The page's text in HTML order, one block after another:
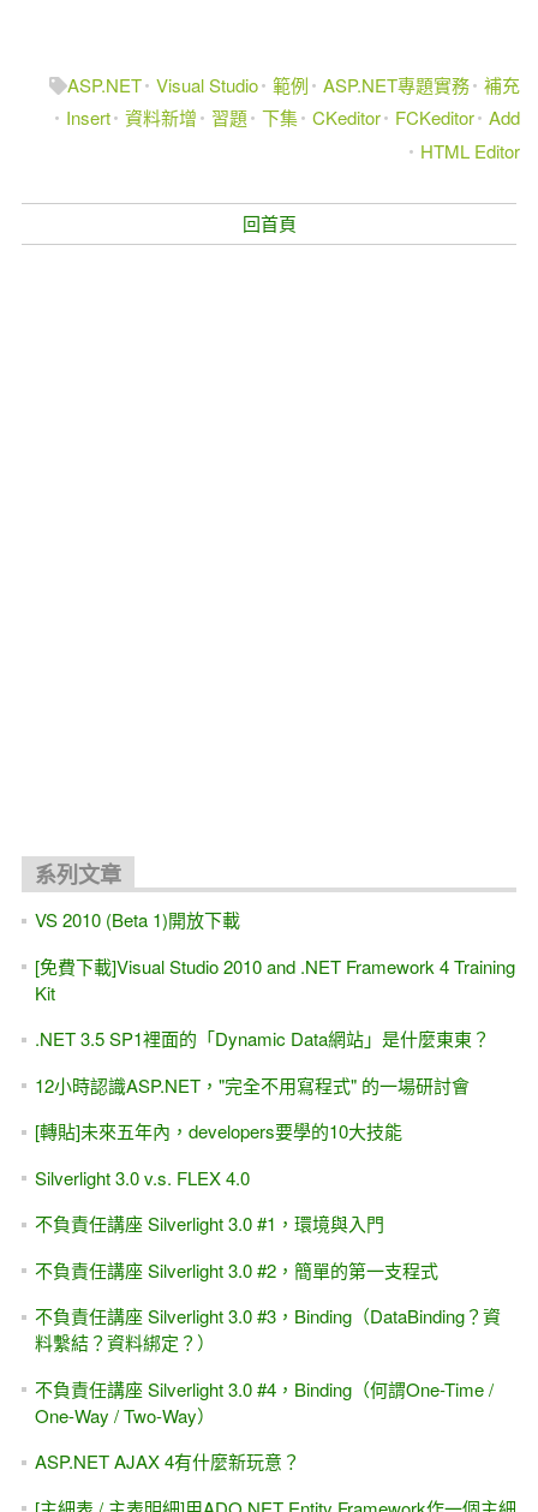
ASP.NET Visual Studio 範例 ASP.NET專題實務 補充
Insert 資料新增 習題 下集 CKeditor FCKeditor Add
HTML Editor
回首頁
系列文章
VS 2010 (Beta 1)開放下載
[免費下載]Visual Studio 2010 and .NET Framework 4 Training
Kit
.NET 3.5 SP1裡面的「Dynamic Data網站」是什麼東東？
12小時認識ASP.NET，"完全不用寫程式" 的一場研討會
[轉貼]未來五年內，developers要學的10大技能
Silverlight 3.0 v.s. FLEX 4.0
不負責任講座 Silverlight 3.0 #1，環境與入門
不負責任講座 Silverlight 3.0 #2，簡單的第一支程式
不負責任講座 Silverlight 3.0 #3，Binding（DataBinding？資
料繫結？資料綁定？）
不負責任講座 Silverlight 3.0 #4，Binding（何謂One-Time /
One-Way / Two-Way）
ASP.NET AJAX 4有什麼新玩意？